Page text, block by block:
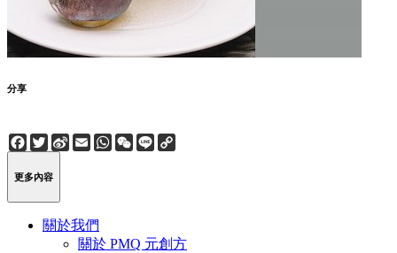
分享
Facebook
Twitter
Sina
Weibo
EmailWhatsApp
WeChat
Line
更多內容
關於我們
關於 PMQ 元創方